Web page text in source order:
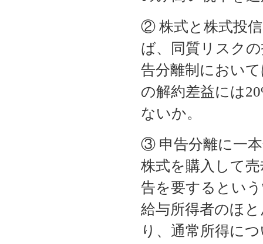
② 株式と株式投
ば、同質リスク
告分離制におい
の解約差益には
ないか。
③ 申告分離に一
株式を購入して
告を要するとい
給与所得者のほ
り、通常所得に